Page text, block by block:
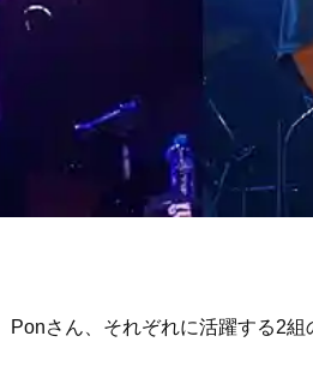
Ponさん、それぞれに活躍する2